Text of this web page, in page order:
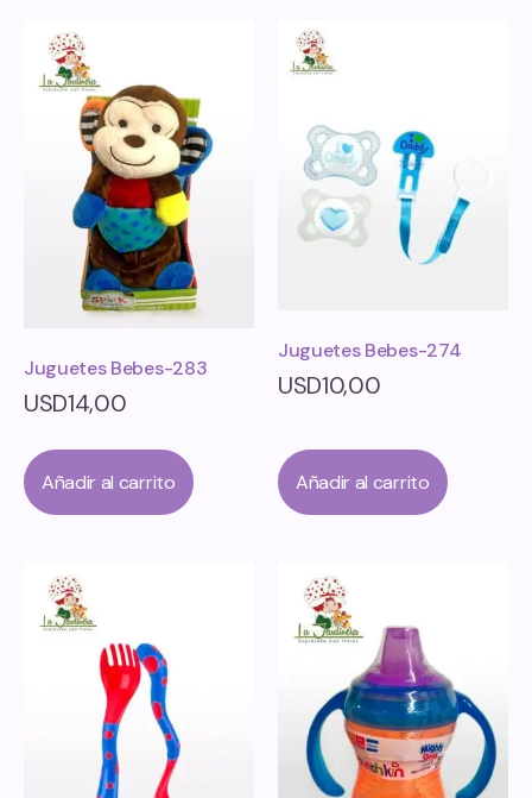
Juguetes Bebes-283
USD14,00
Añadir al carrito
Juguetes Bebes-274
USD10,00
Añadir al carrito